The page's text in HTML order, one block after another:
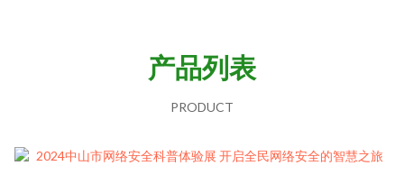
产品列表
PRODUCT